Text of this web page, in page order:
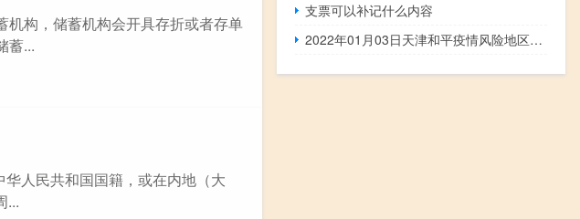
机构，储蓄机构会开具存折或者存单
蓄...
人民共和国国籍，或在内地（大
...
支票可以补记什么内容
2022年01月03日天津和平疫情风险地区名单数据消息